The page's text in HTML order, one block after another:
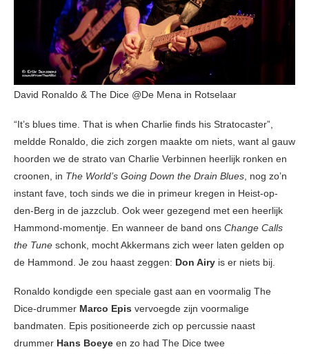
David Ronaldo & The Dice @De Mena in Rotselaar
“It’s blues time. That is when Charlie finds his Stratocaster”,
meldde Ronaldo, die zich zorgen maakte om niets, want al gauw
hoorden we de strato van Charlie Verbinnen heerlijk ronken en
croonen, in The World’s Going Down the Drain Blues, nog zo’n
instant fave, toch sinds we die in primeur kregen in Heist-op-
den-Berg in de jazzclub. Ook weer gezegend met een heerlijk
Hammond-momentje. En wanneer de band ons Change Calls
the Tune schonk, mocht Akkermans zich weer laten gelden op
de Hammond. Je zou haast zeggen: Don Airy is er niets bij.
Ronaldo kondigde een speciale gast aan en voormalig The
Dice-drummer Marco Epis vervoegde zijn voormalige
bandmaten. Epis positioneerde zich op percussie naast
drummer Hans Boeye en zo had The Dice twee